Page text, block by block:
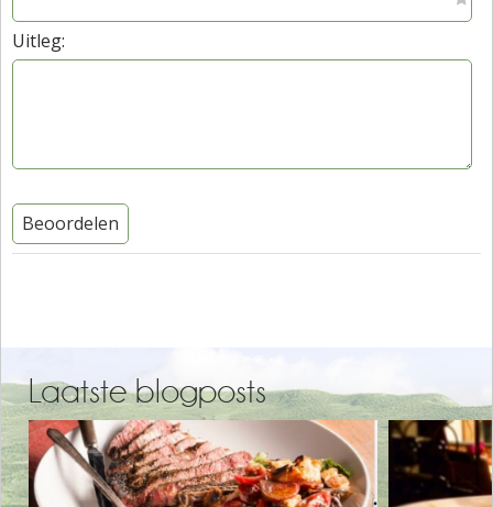
Uitleg:
Beoordelen
Laatste blogposts